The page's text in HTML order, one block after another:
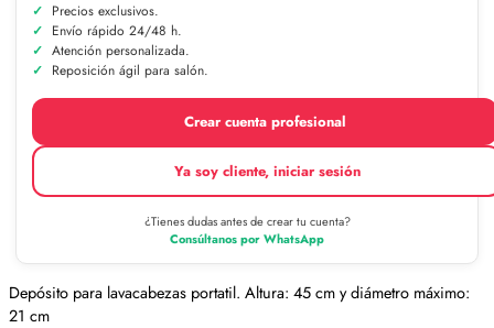
Precios exclusivos.
Envío rápido 24/48 h.
Atención personalizada.
Reposición ágil para salón.
Crear cuenta profesional
Ya soy cliente, iniciar sesión
¿Tienes dudas antes de crear tu cuenta?
Consúltanos por WhatsApp
Depósito para lavacabezas portatil. Altura: 45 cm y diámetro máximo:
21 cm